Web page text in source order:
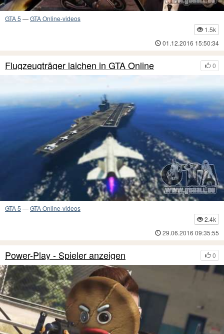
GTA 5 —GTA Online-videos
1.5k
01.12.2016 15:50:34
0
Flugzeugträger laichen in GTA Online
GTA 5 —GTA Online-videos
2.4k
29.06.2016 09:35:55
0
Power-Play - Spieler anzeigen